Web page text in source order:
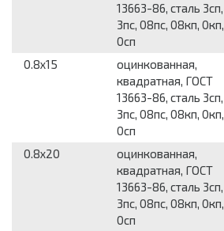
13663-86, сталь 3сп,
3пс, 08пс, 08кп, 0кп,
0сп
0.8x15
оцинкованная,
квадратная, ГОСТ
13663-86, сталь 3сп,
3пс, 08пс, 08кп, 0кп,
0сп
0.8x20
оцинкованная,
квадратная, ГОСТ
13663-86, сталь 3сп,
3пс, 08пс, 08кп, 0кп,
0сп